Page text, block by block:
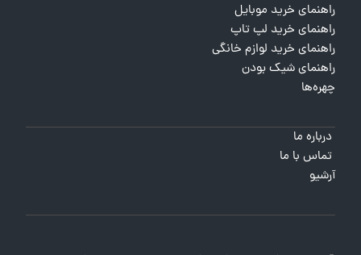
راهنمای خرید موبایل
راهنمای خرید لپ تاپ
راهنمای خرید لوازم خانگی
راهنمای شیک بودن
چهره‌ها
درباره ما
تماس با ما
آرشیو